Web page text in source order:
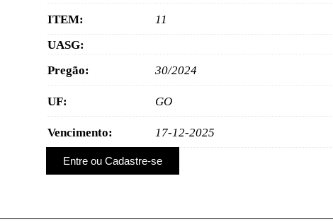
ITEM:
11
UASG:
Pregão:
30/2024
UF: GO
Vencimento: 17-12-2025
Entre ou Cadastre-se